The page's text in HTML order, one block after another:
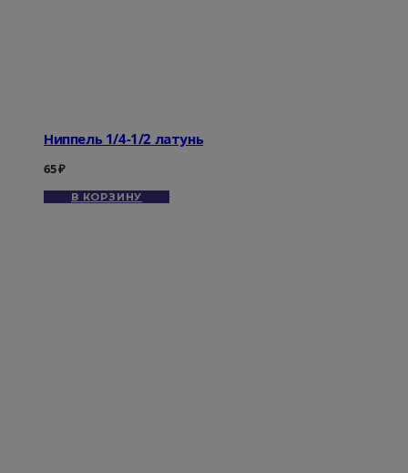
Ниппель 1/4-1/2 латунь
65₽
В КОРЗИНУ